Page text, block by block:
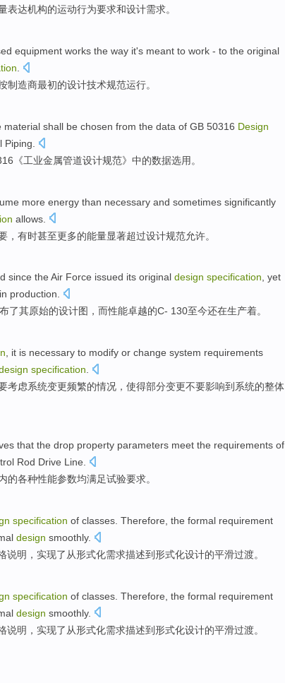
表达机构的运动行为要求和设计需求。
equipment works the way it's meant to work - to the original
制造商最初的设计技术规范运行。
material shall be chosen from the data of GB 50316 Design
Piping
《工业金属管道设计规范》 中的数据选用 。
more energy than necessary and sometimes significantly
allows
， 有时甚至更多的能量显著超过设计规范允许。
since the Air Force issued its original design specification, yet
in production.
了其原始的设计图 ， 而性能卓越的C- 130至今还在生产着。
it is necessary to modify or change system requirements
specification
考虑系统变更频繁的情况，使得部分变更不要影响到 系统的整体
that the drop property parameters meet the requirements of
Rod Drive Line.
的各种性能参数均满足试验要求。
specification of classes . Therefore, the formal requirement
design smoothly.
说明，实现了 从形式化需求描述到形式化设计的平滑过渡。
specification of classes . Therefore, the formal requirement
design smoothly.
说明，实现了 从形式化需求描述到形式化设计的平滑过渡。